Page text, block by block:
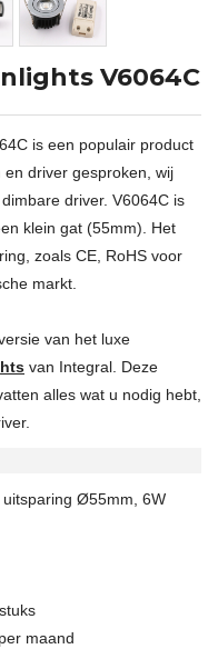
V6064C
is een populair product
driver gesproken, wij
driver. V6064C is
klein gat (55mm). Het
zoals CE, RoHS voor
markt.
van het luxe
van Integral. Deze
alles wat u nodig hebt,
Ø55mm, 6W
maand